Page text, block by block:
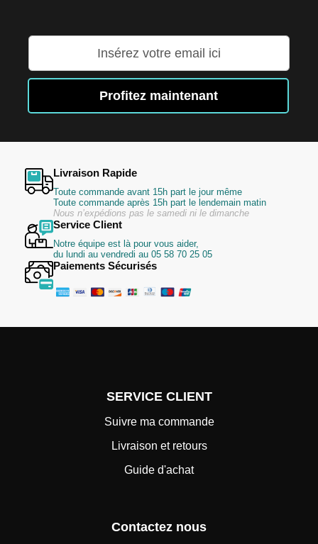
notre
d’information
Profitez maintenant
Livraison Rapide
Toute commande avant 15h part le jour même
Toute commande après 15h part le lendemain matin
Nous n’expédions pas le samedi ni le dimanche
Service Client
Notre équipe est là pour vous aider,
du lundi au vendredi au 05 58 70 25 05
Paiements Sécurisés
SERVICE CLIENT
Suivre ma commande
Livraison et retours
Guide d'achat
Contactez nous